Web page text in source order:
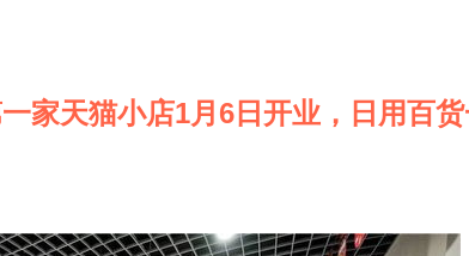
家天猫小店1月6日开业，日用百